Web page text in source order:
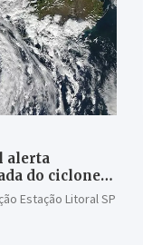
alerta
do ciclone
Estação Litoral SP